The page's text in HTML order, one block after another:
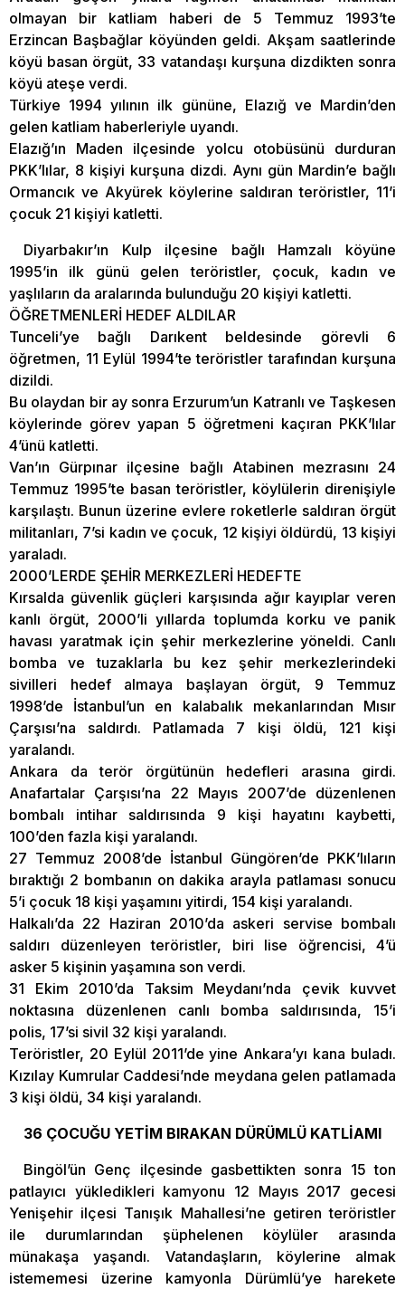
olmayan bir katliam haberi de 5 Temmuz 1993’te
Erzincan Başbağlar köyünden geldi. Akşam saatlerinde
köyü basan örgüt, 33 vatandaşı kurşuna dizdikten sonra
köyü ateşe verdi.
Türkiye 1994 yılının ilk gününe, Elazığ ve Mardin’den
gelen katliam haberleriyle uyandı.
Elazığ’ın Maden ilçesinde yolcu otobüsünü durduran
PKK’lılar, 8 kişiyi kurşuna dizdi. Aynı gün Mardin’e bağlı
Ormancık ve Akyürek köylerine saldıran teröristler, 11’i
çocuk 21 kişiyi katletti.
Diyarbakır’ın Kulp ilçesine bağlı Hamzalı köyüne
1995’in ilk günü gelen teröristler, çocuk, kadın ve
yaşlıların da aralarında bulunduğu 20 kişiyi katletti.
ÖĞRETMENLERİ HEDEF ALDILAR
Tunceli’ye bağlı Darıkent beldesinde görevli 6
öğretmen, 11 Eylül 1994’te teröristler tarafından kurşuna
dizildi.
Bu olaydan bir ay sonra Erzurum’un Katranlı ve Taşkesen
köylerinde görev yapan 5 öğretmeni kaçıran PKK’lılar
4’ünü katletti.
Van’ın Gürpınar ilçesine bağlı Atabinen mezrasını 24
Temmuz 1995’te basan teröristler, köylülerin direnişiyle
karşılaştı. Bunun üzerine evlere roketlerle saldıran örgüt
militanları, 7’si kadın ve çocuk, 12 kişiyi öldürdü, 13 kişiyi
yaraladı.
2000’LERDE ŞEHİR MERKEZLERİ HEDEFTE
Kırsalda güvenlik güçleri karşısında ağır kayıplar veren
kanlı örgüt, 2000’li yıllarda toplumda korku ve panik
havası yaratmak için şehir merkezlerine yöneldi. Canlı
bomba ve tuzaklarla bu kez şehir merkezlerindeki
sivilleri hedef almaya başlayan örgüt, 9 Temmuz
1998’de İstanbul’un en kalabalık mekanlarından Mısır
Çarşısı’na saldırdı. Patlamada 7 kişi öldü, 121 kişi
yaralandı.
Ankara da terör örgütünün hedefleri arasına girdi.
Anafartalar Çarşısı’na 22 Mayıs 2007’de düzenlenen
bombalı intihar saldırısında 9 kişi hayatını kaybetti,
100’den fazla kişi yaralandı.
27 Temmuz 2008’de İstanbul Güngören’de PKK’lıların
bıraktığı 2 bombanın on dakika arayla patlaması sonucu
5’i çocuk 18 kişi yaşamını yitirdi, 154 kişi yaralandı.
Halkalı’da 22 Haziran 2010’da askeri servise bombalı
saldırı düzenleyen teröristler, biri lise öğrencisi, 4’ü
asker 5 kişinin yaşamına son verdi.
31 Ekim 2010’da Taksim Meydanı’nda çevik kuvvet
noktasına düzenlenen canlı bomba saldırısında, 15’i
polis, 17’si sivil 32 kişi yaralandı.
Teröristler, 20 Eylül 2011’de yine Ankara’yı kana buladı.
Kızılay Kumrular Caddesi’nde meydana gelen patlamada
3 kişi öldü, 34 kişi yaralandı.
36 ÇOCUĞU YETİM BIRAKAN DÜRÜMLÜ KATLİAMI
Bingöl’ün Genç ilçesinde gasbettikten sonra 15 ton
patlayıcı yükledikleri kamyonu 12 Mayıs 2017 gecesi
Yenişehir ilçesi Tanışık Mahallesi’ne getiren teröristler
ile durumlarından şüphelenen köylüler arasında
münakaşa yaşandı. Vatandaşların, köylerine almak
istememesi üzerine kamyonla Dürümlü’ye harekete